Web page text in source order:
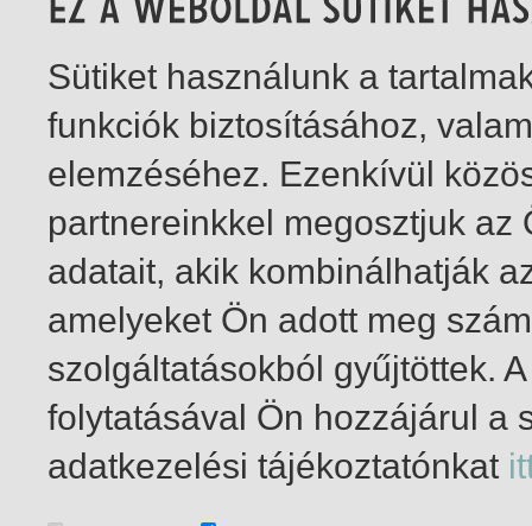
1-2 / összesen 2 találat
Sütiket használunk a
funkciók biztosításához,
elemzéséhez. Ezenkívül
partnereinkkel megosztjuk
adatait, akik kombinálhatják
amelyeket Ön adott meg
szolgáltatásokból gyűjtöttek.
folytatásával Ön hozzájárul a
adatkezelési tájékoztatónkat